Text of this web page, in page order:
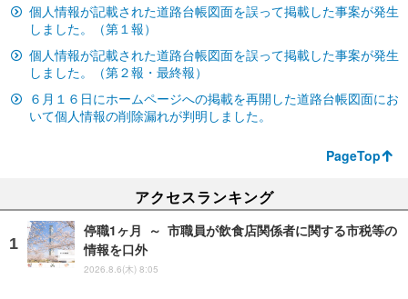
個人情報が記載された道路台帳図面を誤って掲載した事案が発生
しました。（第１報）
個人情報が記載された道路台帳図面を誤って掲載した事案が発生
しました。（第２報・最終報）
６月１６日にホームページへの掲載を再開した道路台帳図面にお
いて個人情報の削除漏れが判明しました。
PageTop
アクセスランキング
停職1ヶ月 ～ 市職員が飲食店関係者に関する市税等の
情報を口外
2026.8.6(木) 8:05